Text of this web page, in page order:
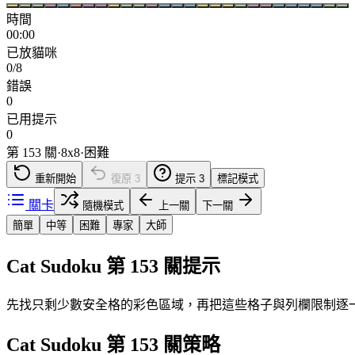
時間
00:00
已放貓咪
0/8
錯誤
0
已用提示
0
第 153 關·8x8· 困難
重新開始 復原 3 提示 3 標記模式
關卡 隨機模式 上一關
下一關
簡單
中等 困難 專家 大師
Cat Sudoku 第 153 關提示
先找只剩少數安全格的彩色區域，再把這些格子與列欄限制逐
Cat Sudoku 第 153 關策略